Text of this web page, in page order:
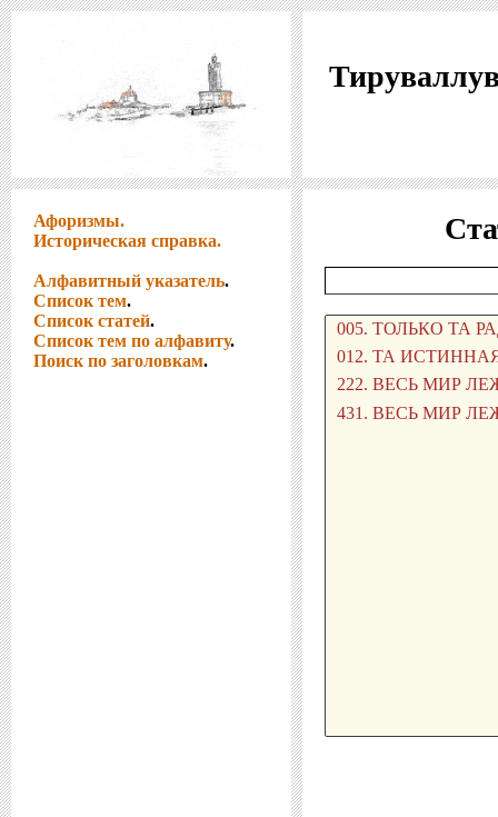
Афоризмы.
Историческая справка.
Алфавитный указатель.
Список тем.
Список статей.
Список тем по алфавиту.
Поиск по заголовкам.